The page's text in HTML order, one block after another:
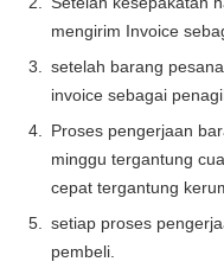
mengirim Invoice
setelah barang
invoice sebagai
Proses pengerjaan
minggu tergantung
cepat tergantung
setiap proses
pembeli.